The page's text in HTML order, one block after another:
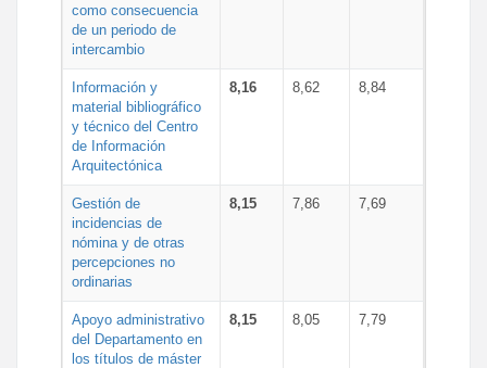
como consecuencia
de un periodo de
intercambio
Información y
material bibliográfico
y técnico del Centro
de Información
Arquitectónica
8,16 8,62 8,84
Gestión de
incidencias de
nómina y de otras
percepciones no
ordinarias
8,15 7,86 7,69
Apoyo administrativo
del Departamento en
los títulos de máster
8,15 8,05 7,79